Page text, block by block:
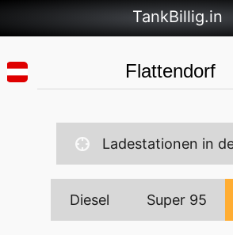
TankBillig.in
Ladestationen in
Diesel Super 95